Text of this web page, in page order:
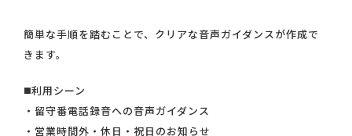
簡単な手順を踏むことで、クリアな音声ガイダンスが作成で
きます。
◼️利用シーン
・留守番電話録音への音声ガイダンス
・営業時間外・休日・祝日のお知らせ